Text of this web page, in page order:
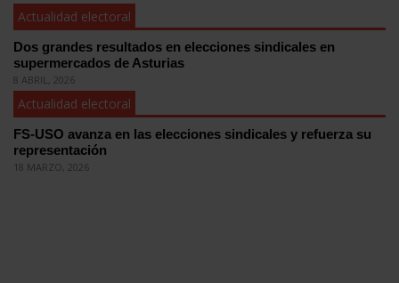
Actualidad electoral
Dos grandes resultados en elecciones sindicales en
supermercados de Asturias
8 ABRIL, 2026
Actualidad electoral
FS-USO avanza en las elecciones sindicales y refuerza su
representación
18 MARZO, 2026